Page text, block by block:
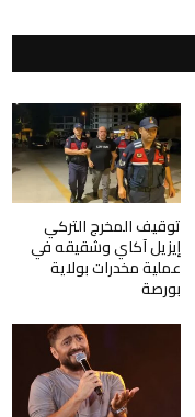
توقيف المخرج التركي
إيزيل آكاي وشقيقه في
عملية مخدرات بولاية
بورصة